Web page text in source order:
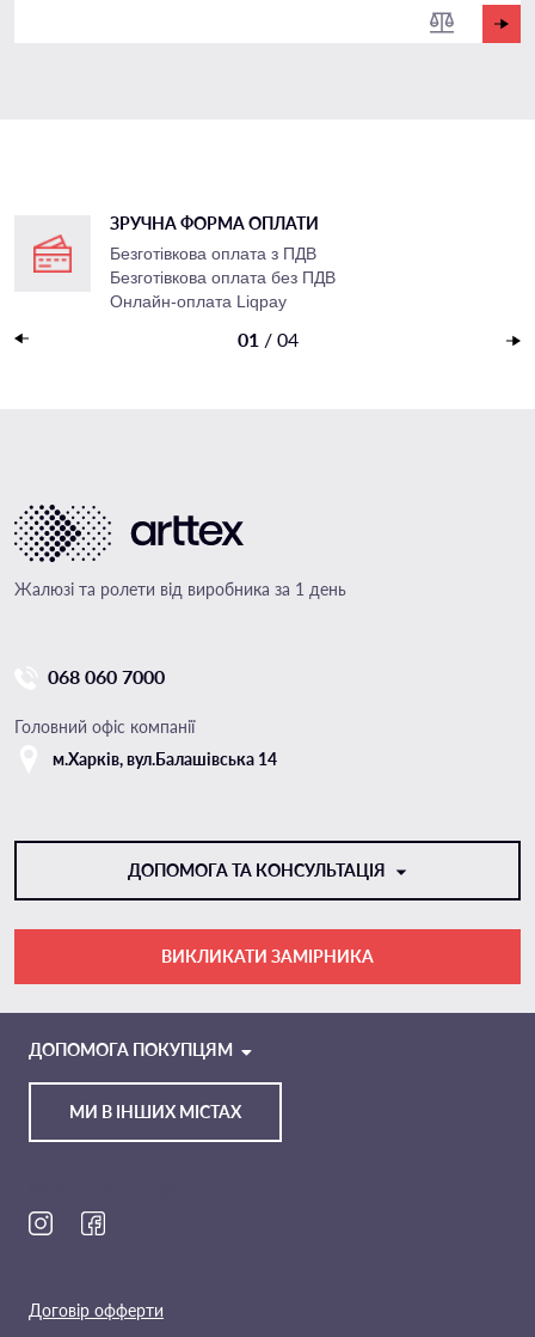
ЗРУЧНА ФОРМА ОПЛАТИ
Безготівкова оплата з ПДВ
Безготівкова оплата без ПДВ
Онлайн-оплата Liqpay
01 / 04
Жалюзі та ролети від виробника за 1 день
068 060 7000
Головний офіс компанії
м.Харкiв, вул.Балашівська 14
ДОПОМОГА ТА КОНСУЛЬТАЦІЯ
TELEGRAM
ВИКЛИКАТИ ЗАМІРНИКА
МИ В ІНШИХ МІСТАХ
ДОПОМОГА ПОКУПЦЯМ
Договір офферти